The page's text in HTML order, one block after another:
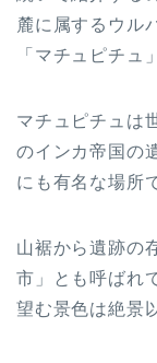
麓に属するウル
「マチュピチュ
マチュピチュは
のインカ帝国の
にも有名な場所
山裾から遺跡の
市」とも呼ばれ
望む景色は絶景